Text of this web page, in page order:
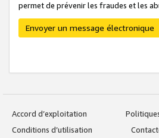
permet de prévenir les fraudes et les
Envoyer un message électronique
Accord d’exploitation
Conditions d’utilisation